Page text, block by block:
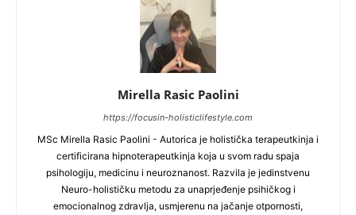
Mirella Rasic Paolini
https://focusin-holisticlifestyle.com
MSc Mirella Rasic Paolini - Autorica je holistička terapeutkinja i
certificirana hipnoterapeutkinja koja u svom radu spaja
psihologiju, medicinu i neuroznanost. Razvila je jedinstvenu
Neuro-holističku metodu za unaprjeđenje psihičkog i
emocionalnog zdravlja, usmjerenu na jačanje otpornosti,